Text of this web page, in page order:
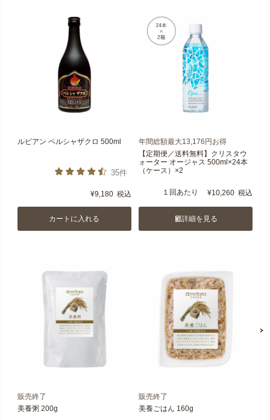
ルビアン ペルシャザクロ 500ml
35件
¥9,180 税込
カートに入れる
年間総額最大13,176円お得
【定期便／送料無料】クリスタウ
ォーター オージャス 500ml×24本
（ケース）×2
１回あたり ¥10,260 税込
詳細を見る
販売終了
美養粥 200g
販売終了
美養ごはん 160g